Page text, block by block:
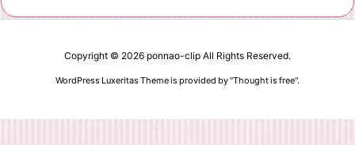
Copyright © 2026 ponnao-clip All Rights Reserved.
WordPress Luxeritas Theme is provided by "Thought is free".